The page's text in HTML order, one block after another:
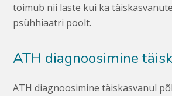
toimub nii laste kui ka
psühhiaatri poolt.
ATH diagnoosimine
ATH diagnoosimine täiskasvanul